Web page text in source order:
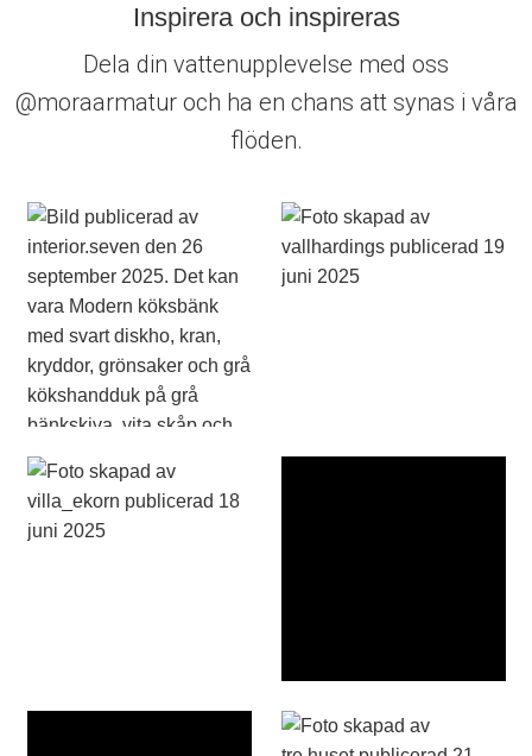
Inspirera och inspireras
Dela din vattenupplevelse med oss
@moraarmatur och ha en chans att synas i våra
flöden.